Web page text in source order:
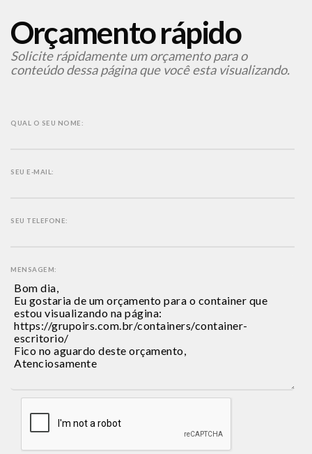
Orçamento rápido
Solicite rápidamente um orçamento para o
conteúdo dessa página que você esta visualizando.
QUAL O SEU NOME:
SEU E-MAIL:
SEU TELEFONE:
MENSAGEM: